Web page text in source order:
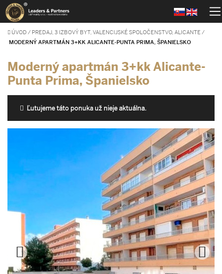
ÚVOD / PREDAJ, 3 IZBOVÝ BYT, VALENCIJSKÉ SPOLOČENSTVO, ALICANTE /
MODERNÝ APARTMÁN 3+KK ALICANTE-PUNTA PRIMA, ŠPANIELSKO
Moderný apartmán 3+kk Alicante-
Punta Prima, Španielsko
Ľutujeme táto ponuka už nieje aktuálna.